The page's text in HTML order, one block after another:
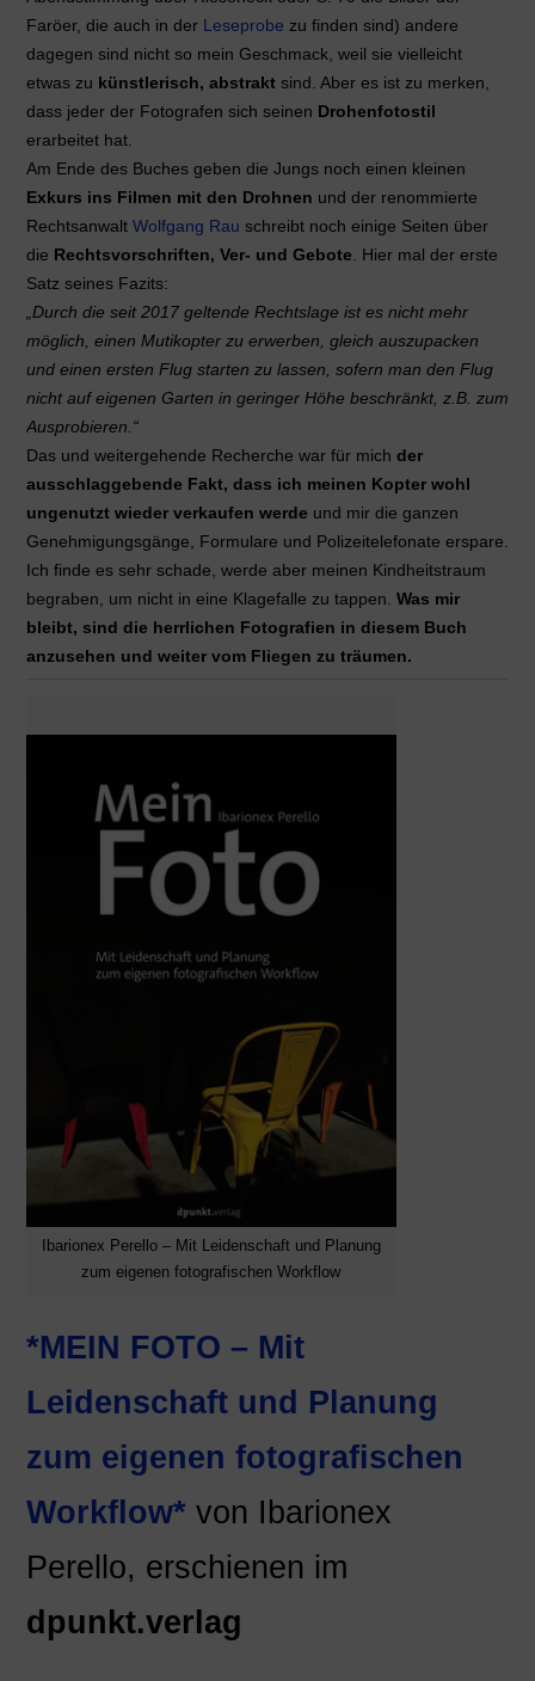
Faröer, die auch in der Leseprobe zu finden sind) andere
dagegen sind nicht so mein Geschmack, weil sie vielleicht
etwas zu künstlerisch, abstraktsind. Aber es ist zu merken,
dass jeder der Fotografen sich seinen Drohenfotostil
erarbeitet hat.
Am Ende des Buches geben die Jungs noch einen kleinen
Exkurs ins Filmen mit den Drohnen und der renommierte
Rechtsanwalt Wolfgang Rau schreibt noch einige Seiten über
die Rechtsvorschriften, Ver- und Gebote . Hier mal der erste
Satz seines Fazits:
„Durch die seit 2017 geltende Rechtslage ist es nicht mehr
möglich, einen Mutikopter zu erwerben, gleich auszupacken
und einen ersten Flug starten zu lassen, sofern man den Flug
nicht auf eigenen Garten in geringer Höhe beschränkt, z.B. zum
Ausprobieren.“
Das und weitergehende Recherche war für mich der
ausschlaggebende Fakt, dass ich meinen Kopter wohl
ungenutzt wieder verkaufen werde und mir die ganzen
Genehmigungsgänge, Formulare und Polizeitelefonate erspare.
Ich finde es sehr schade, werde aber meinen Kindheitstraum
begraben, um nicht in eine Klagefalle zu tappen. Was mir
bleibt, sind die herrlichen Fotografien in diesem Buch
anzusehen und weiter vom Fliegen zu träumen.
Ibarionex Perello – Mit Leidenschaft und Planung
zum eigenen fotografischen Workflow
*MEIN FOTO – Mit
Leidenschaft und Planung
zum eigenen fotografischen
Workflow* von Ibarionex
Perello, erschienen im
dpunkt.verlag